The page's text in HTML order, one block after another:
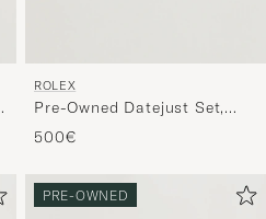
ROLEX
Pre-Owned Datejust Set,
Dial - Hands 5 ref
500€
PRE-OWNED